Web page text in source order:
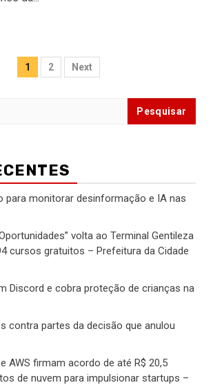
Paginação
1 2 Next
para monitorar desinformação e IA nas
volta ao Terminal Gentileza
cursos gratuitos – Prefeitura da Cidade
Discord e cobra proteção de crianças na
contra partes da decisão que anulou
AWS firmam acordo de até R$ 20,5
de nuvem para impulsionar startups –